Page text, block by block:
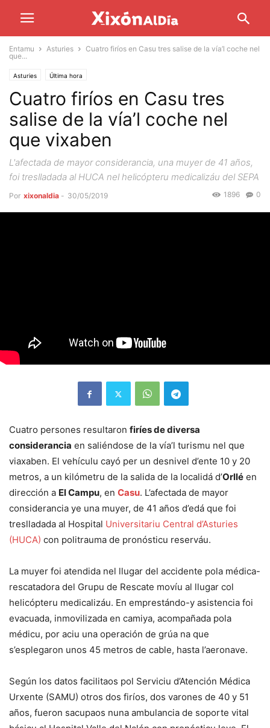
Entamu Asturies
Cuatro firíos en Casu tres salise de la vía’l coche nel
que...
Asturies Última hora
Cuatro firíos en Casu tres
salise de la vía’l coche nel
que vixaben
L'afectada de mayor considerancia, una muyer de 41 años,
foi treslladada al HUCA nel helicópteru medicalizáu del SEPA
Por xixonaldia - 30/05/2019 0
1896
Cuatro persones resultaron firíes de diversa
considerancia en saliéndose de la vía’l turismu nel que
viaxaben. El vehículu cayó per un desnivel d’ente 10 y 20
metros, a un kilómetru de la salida de la localidá d’Orllé en
dirección a El Campu, en Casu. L’afectada de mayor
considerancia ye una muyer, de 41 años d’edá que foi
treslladada al Hospital Universitariu Central d’Asturies
(HUCA) con politrauma de pronósticu reserváu.
La muyer foi atendida nel llugar del accidente pola médica-
rescatadora del Grupu de Rescate movíu al llugar col
helicópteru medicalizáu. En emprestándo-y asistencia foi
evacuada, inmovilizada en camiya, acompañada pola
médicu, por aciu una operación de grúa na que
s’esplegaron unos 45 metros de cable, hasta l’aeronave.
Según los datos facilitaos pol Serviciu d’Atención Médica
Urxente (SAMU) otros dos firíos, dos varones de 40 y 51
años, fueron sacupaos nuna ambulancia de soporte vital